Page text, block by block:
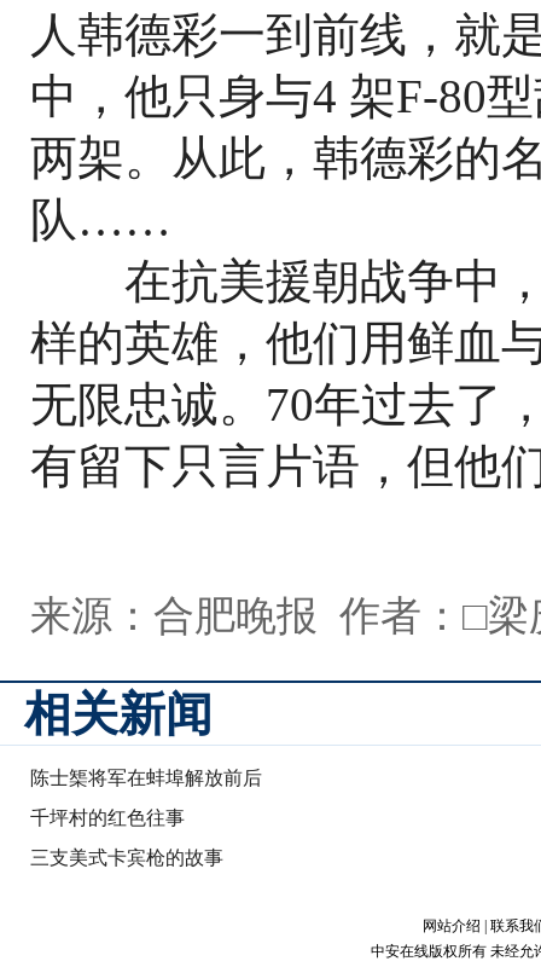
人韩德彩一到前线，就
中，他只身与4 架F-80
两架。从此，韩德彩的
队……
在抗美援朝战争中，
样的英雄，他们用鲜血
无限忠诚。70年过去了
有留下只言片语，但他
来源：合肥晚报 作者：□梁
相关新闻
陈士榘将军在蚌埠解放前后
千坪村的红色往事
三支美式卡宾枪的故事
网站介绍
联系我
中安在线版权所有 未经